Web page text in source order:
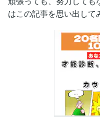
はこの記事を思い出して